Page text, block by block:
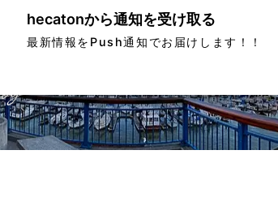
hecatonから通知を受け取る
最新情報をPush通知でお届けします！！